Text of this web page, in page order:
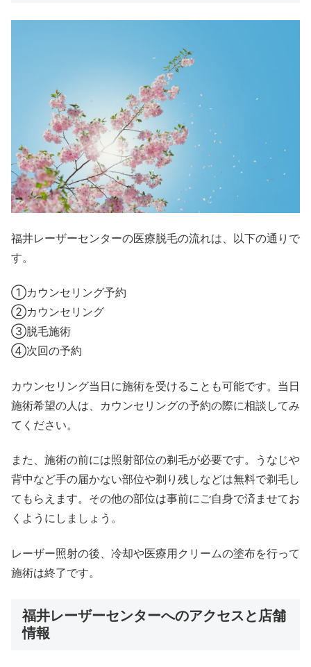
福井レーザーセンターの医療脱毛の流れは、以下の通りで
す。
①カウンセリング予約
②カウンセリング
③脱毛施術
④次回の予約
カウンセリング当日に施術を受けることも可能です。当日
施術希望の人は、カウンセリングの予約の際に相談してみ
てください。
また、施術の前には照射部位の剃毛が必要です。うなじや
背中など手の届かない部位や剃り残しなどは無料で剃毛し
てもらえます。その他の部位は事前にご自身で済ませてお
くようにしましょう。
レーザー照射の後、冷却や医療用クリームの塗布を行って
施術は終了です。
福井レーザーセンターへのアクセスと店舗
情報